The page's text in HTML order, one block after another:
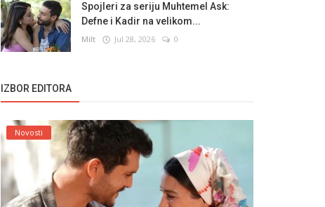
Spojleri za seriju Muhtemel Ask:
Defne i Kadir na velikom...
Milt Jul 28, 2026 0
IZBOR EDITORA
Novosti